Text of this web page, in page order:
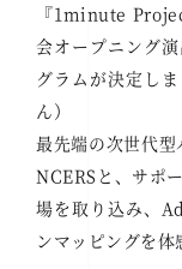
『1minute
会オープニング
グラムが決定し
ん）
最先端の次世代
NCERSと、サポ
場を取り込み、
ンマッピングを体